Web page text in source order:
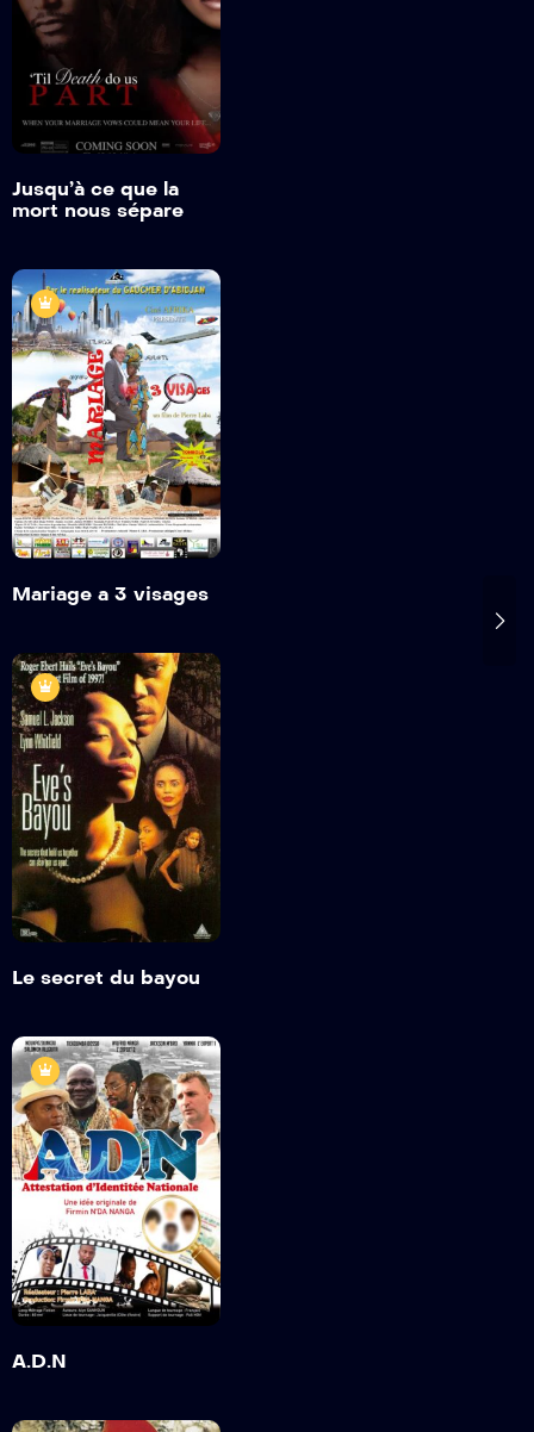
2018
Trailer
Detail
Jusqu’à ce que la
mort nous sépare
Mariage a 3
visages
2010 1 hr 25 mins
Detail
Mariage a 3 visages
Le secret du
bayou
1999 1h 49min
Trailer
Le secret du bayou
A.D.N
2021 1heure 20min
Trailer
Detail
A.D.N